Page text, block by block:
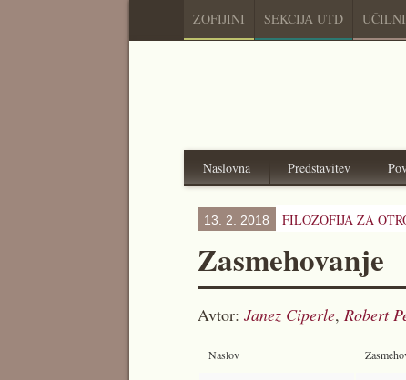
ZOFIJINI SEKCIJA UTD
Naslovna Predstavitev
13. 2. 2018 FILOZOFIJA ZA
Zasmehovanje
Avtor: Janez Ciperle, Robert
Naslov